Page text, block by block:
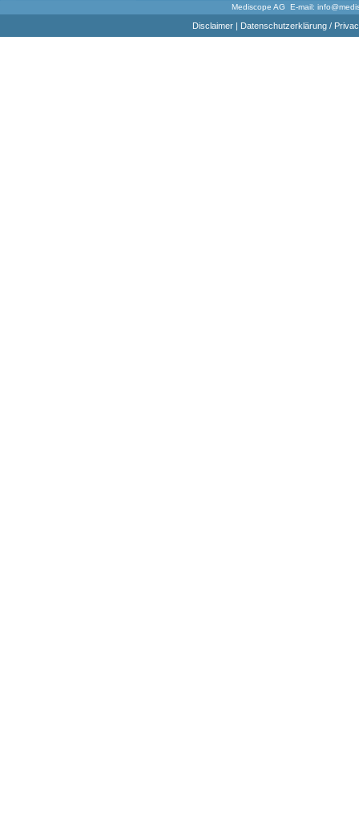
Mediscope AG E-mail:
Disclaimer| Datenschutzerklärung /